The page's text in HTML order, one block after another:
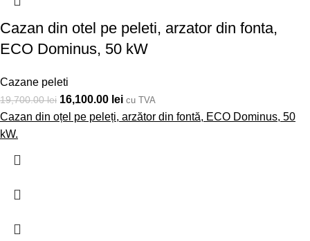
Cazan din otel pe peleti, arzator din fonta,
ECO Dominus, 50 kW
Cazane peleti
19,700.00lei 16,100.00 lei cu TVA
Cazan din oțel pe peleți, arzător din fontă, ECO Dominus, 50
kW.